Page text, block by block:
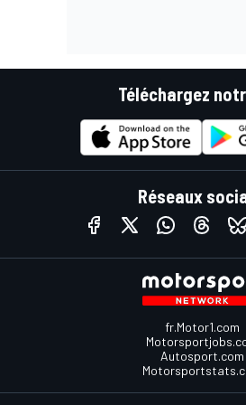
Téléchargez
Réseaux
fr.Motor1.com
Autosport.com